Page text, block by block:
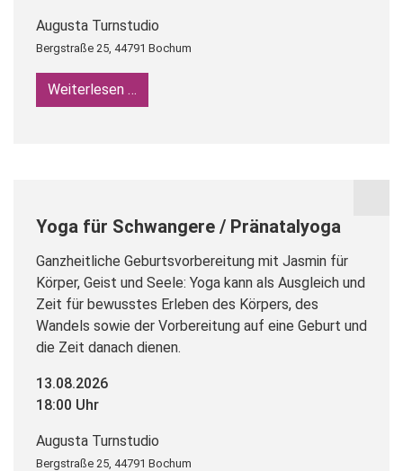
Augusta Turnstudio
Bergstraße 25, 44791 Bochum
Weiterlesen …
Yoga für Schwangere / Pränatalyoga
Ganzheitliche Geburtsvorbereitung mit Jasmin für
Körper, Geist und Seele: Yoga kann als Ausgleich und
Zeit für bewusstes Erleben des Körpers, des
Wandels sowie der Vorbereitung auf eine Geburt und
die Zeit danach dienen.
13.08.2026
18:00 Uhr
Augusta Turnstudio
Bergstraße 25, 44791 Bochum